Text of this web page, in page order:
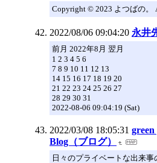
Copyright © 2023 よつばの。
2022/08/06 09:04:20 永井
前月 2022年8月 翌月
1 2 3 4 5 6
7 8 9 10 11 12 13
14 15 16 17 18 19 20
21 22 23 24 25 26 27
28 29 30 31
2022-08-06 09:04:19 (Sat)
2022/03/08 18:05:31
Blog（ブログ）
日々のプライベートな出来